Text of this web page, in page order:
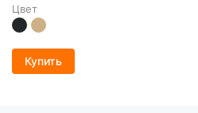
Цвет
Купить